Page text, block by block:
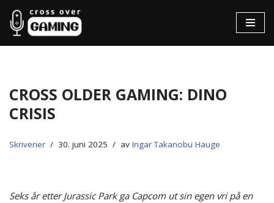
Hopp
til
Cross Older Gaming: Dino
Crisis
Skriverier 30. juni 2025 av Ingar Takanobu Hauge
Seks år etter Jurassic Park ga Capcom ut sin egen vri på en